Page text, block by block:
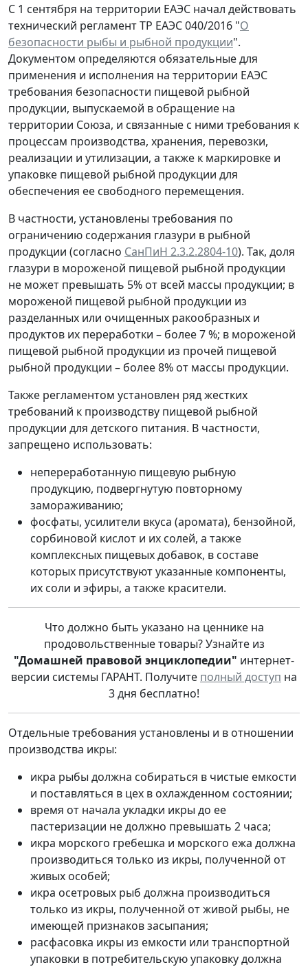
С 1 сентября на территории ЕАЭС начал действовать
технический регламент ТР ЕАЭС 040/2016 "О
безопасности рыбы и рыбной продукции".
Документом определяются обязательные для
применения и исполнения на территории ЕАЭС
требования безопасности пищевой рыбной
продукции, выпускаемой в обращение на
территории Союза, и связанные с ними требования к
процессам производства, хранения, перевозки,
реализации и утилизации, а также к маркировке и
упаковке пищевой рыбной продукции для
обеспечения ее свободного перемещения.
В частности, установлены требования по
ограничению содержания глазури в рыбной
продукции (согласно СанПиН 2.3.2.2804-10). Так, доля
глазури в мороженой пищевой рыбной продукции
не может превышать 5% от всей массы продукции; в
мороженой пищевой рыбной продукции из
разделанных или очищенных ракообразных и
продуктов их переработки – более 7 %; в мороженой
пищевой рыбной продукции из прочей пищевой
рыбной продукции – более 8% от массы продукции.
Также регламентом установлен ряд жестких
требований к производству пищевой рыбной
продукции для детского питания. В частности,
запрещено использовать:
непереработанную пищевую рыбную
продукцию, подвергнутую повторному
замораживанию;
фосфаты, усилители вкуса (аромата), бензойной,
сорбиновой кислот и их солей, а также
комплексных пищевых добавок, в составе
которых присутствуют указанные компоненты,
их соли и эфиры, а также красители.
Что должно быть указано на ценнике на
продовольственные товары? Узнайте из
"Домашней правовой энциклопедии" интернет-
версии системы ГАРАНТ. Получите полный доступ на
3 дня бесплатно!
Отдельные требования установлены и в отношении
производства икры:
икра рыбы должна собираться в чистые емкости
и поставляться в цех в охлажденном состоянии;
время от начала укладки икры до ее
пастеризации не должно превышать 2 часа;
икра морского гребешка и морского ежа должна
производиться только из икры, полученной от
живых особей;
икра осетровых рыб должна производиться
только из икры, полученной от живой рыбы, не
имеющей признаков засыпания;
расфасовка икры из емкости или транспортной
упаковки в потребительскую упаковку должна